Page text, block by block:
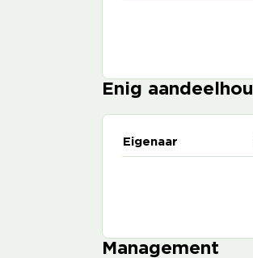
Enig
Eigenaar
Management